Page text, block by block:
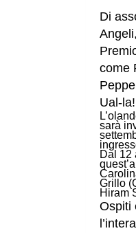
Di
come
Ual-
sarà
Dal 12
Grillo
Hiram
Ospiti